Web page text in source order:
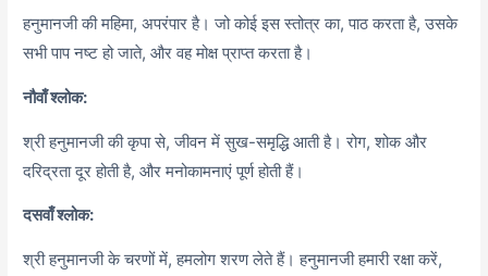
हनुमानजी की महिमा, अपरंपार है। जो कोई इस स्तोत्र का, पाठ करता है, उसके
सभी पाप नष्ट हो जाते, और वह मोक्ष प्राप्त करता है।
नौवाँ श्लोक:
श्री हनुमानजी की कृपा से, जीवन में सुख-समृद्धि आती है। रोग, शोक और
दरिद्रता दूर होती है, और मनोकामनाएं पूर्ण होती हैं।
दसवाँ श्लोक:
श्री हनुमानजी के चरणों में, हमलोग शरण लेते हैं। हनुमानजी हमारी रक्षा करें,